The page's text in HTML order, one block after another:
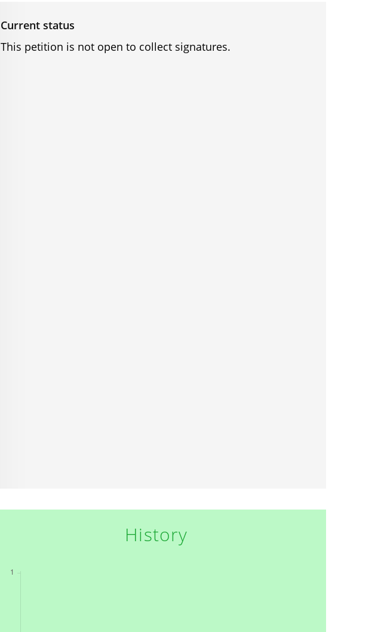
Current status
This petition is not open to collect signatures.
History